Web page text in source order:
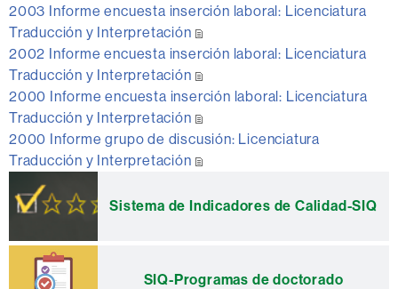
2003 Informe encuesta inserción laboral: Licenciatura
Traducción y Interpretación
2002 Informe encuesta inserción laboral: Licenciatura
Traducción y Interpretación
2000 Informe encuesta inserción laboral: Licenciatura
Traducción y Interpretación
2000 Informe grupo de discusión: Licenciatura
Traducción y Interpretación
Información
complementariaSistema de Indicadores de Calidad-SIQ
SIQ-Programas de doctorado